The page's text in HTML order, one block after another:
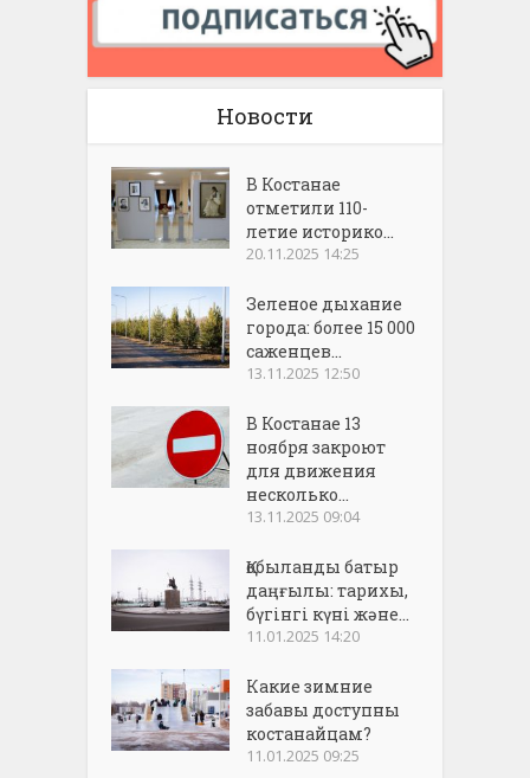
Новости
В Костанае
отметили 110-
летие историко...
20.11.2025 14:25
Зеленое дыхание
города: более 15 000
саженцев...
13.11.2025 12:50
В Костанае 13
ноября закроют
для движения
несколько...
13.11.2025 09:04
Қобыланды батыр
даңғылы: тарихы,
бүгінгі күні және...
11.01.2025 14:20
Какие зимние
забавы доступны
костанайцам?
11.01.2025 09:25